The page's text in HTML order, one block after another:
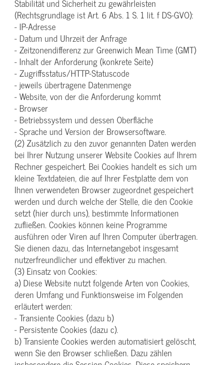
Stabilität und Sicherheit zu gewährleisten
(Rechtsgrundlage ist Art. 6 Abs. 1 S. 1 lit. f DS-GVO):
- IP-Adresse
- Datum und Uhrzeit der Anfrage
- Zeitzonendifferenz zur Greenwich Mean Time (GMT)
- Inhalt der Anforderung (konkrete Seite)
- Zugriffsstatus/HTTP-Statuscode
- jeweils übertragene Datenmenge
- Website, von der die Anforderung kommt
- Browser
- Betriebssystem und dessen Oberfläche
- Sprache und Version der Browsersoftware.
(2) Zusätzlich zu den zuvor genannten Daten werden
bei Ihrer Nutzung unserer Website Cookies auf Ihrem
Rechner gespeichert. Bei Cookies handelt es sich um
kleine Textdateien, die auf Ihrer Festplatte dem von
Ihnen verwendeten Browser zugeordnet gespeichert
werden und durch welche der Stelle, die den Cookie
setzt (hier durch uns), bestimmte Informationen
zufließen. Cookies können keine Programme
ausführen oder Viren auf Ihren Computer übertragen.
Sie dienen dazu, das Internetangebot insgesamt
nutzerfreundlicher und effektiver zu machen.
(3) Einsatz von Cookies:
a) Diese Website nutzt folgende Arten von Cookies,
deren Umfang und Funktionsweise im Folgenden
erläutert werden:
- Transiente Cookies (dazu b)
- Persistente Cookies (dazu c).
b) Transiente Cookies werden automatisiert gelöscht,
wenn Sie den Browser schließen. Dazu zählen